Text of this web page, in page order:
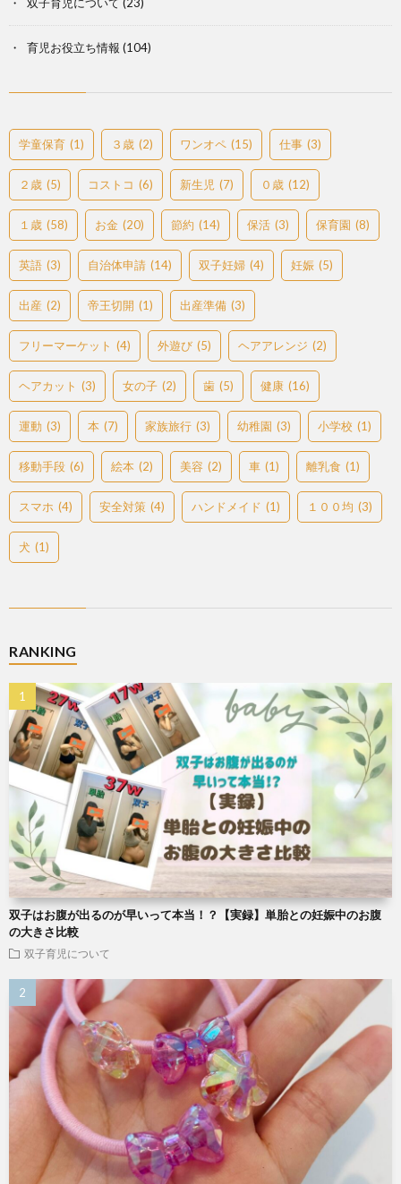
育児お役立ち情報 (104)
学童保育 (1) ３歳 (2) ワンオペ (15) 仕事 (3)
２歳 (5) コストコ (6) 新生児 (7) ０歳 (12)
１歳 (58) お金 (20) 節約 (14) 保活 (3) 保育園 (8)
英語 (3) 自治体申請 (14) 双子妊婦 (4) 妊娠 (5)
出産 (2) 帝王切開 (1) 出産準備 (3)
フリーマーケット (4) 外遊び (5) ヘアアレンジ (2)
ヘアカット (3) 女の子 (2) 歯 (5) 健康 (16)
運動 (3) 本 (7) 家族旅行 (3) 幼稚園 (3) 小学校 (1)
移動手段 (6) 絵本 (2) 美容 (2) 車 (1) 離乳食 (1)
スマホ (4) 安全対策 (4) ハンドメイド (1) １００均 (3)
犬 (1)
RANKING
双子はお腹が出るのが早いって本当！？【実録】単胎との妊娠中のお腹
の大きさ比較
双子育児について